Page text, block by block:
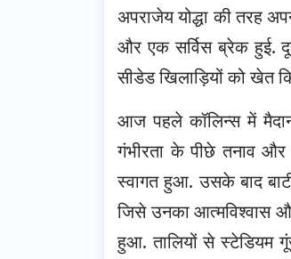
अपराजेय योद्धा की तरह
और एक सर्विस ब्रेक हुई.
सीडेड खिलाड़ियों को खेत
आज पहले कॉलिन्स में
गंभीरता के पीछे तनाव
स्वागत हुआ. उसके बाद
जिसे उनका आत्मविश्वास
हुआ. तालियों से स्टेडियम